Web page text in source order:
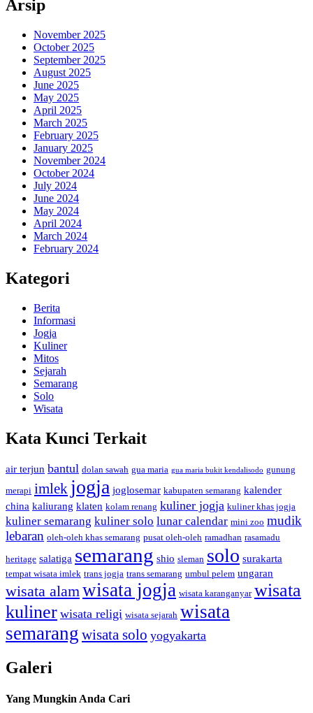
Arsip
November 2025
October 2025
September 2025
August 2025
June 2025
May 2025
April 2025
March 2025
February 2025
January 2025
November 2024
October 2024
July 2024
June 2024
May 2024
April 2024
March 2024
February 2024
Kategori
Berita
Informasi
Jogja
Kuliner
Mitos
Sejarah
Semarang
Solo
Wisata
Kata Kunci Terkait
air terjun bantul dolan sawah gua maria gua maria bukit kendalisodo gunung
merapi imlek jogja joglosemar kabupaten semarang kalender
china kaliurang klaten kolam renang kuliner jogja kuliner khas jogja
kuliner semarang kuliner solo lunar calendar mini zoo mudik
lebaran oleh-oleh khas semarang pusat oleh-oleh ramadhan rasamadu
heritage salatiga semarang shio sleman solo surakarta
tempat wisata imlek trans jogja trans semarang umbul pelem ungaran
wisata alamwisata jogja wisata karanganyar wisata
kuliner wisata religi wisata sejarah wisata
semarang wisata solo yogyakarta
Galeri
Yang Mungkin Anda Cari